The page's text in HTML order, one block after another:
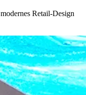
Retail-Design